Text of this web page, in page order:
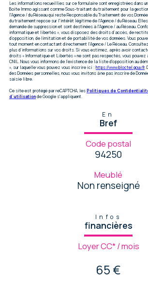
Les informations recueillies sur ce formulaire sont enregistrées dans
Boite Immo agissant comme Sous-traitant du traitement pour la
l'Agence / du Réseau qui reste Responsable du Traitement de vos
du traitement repose sur l'intérêt légitime de l'Agence / du Réseau.
demande de suppression et sont destinées à l'Agence / au Réseau.
informatique et libertés », vous disposez des droits d’accès, de
d’opposition, de limitation et de portabilité de vos données. Vous
tout moment en contactant directement l’Agence / Le Réseau.
plus d’informations sur vos droits. Si vous estimez, après avoir
droits « Informatique et Libertés » ne sont pas respectés, vous pouvez
CNIL. Nous vous informons de l’existence de la liste d'opposition au
», sur laquelle vous pouvez vous inscrire ici : https://www.bloctel.gouv.fr.
des Données personnelles, nous vous invitons à ne pas inscrire de
saisie libre.
Ce site est protégé par reCAPTCHA, lesPolitiques de
d'utilisationde Google s'appliquent.
En
Bref
Code postal
94250
Meublé
Non renseigné
Infos
financières
Loyer CC* / mois
65 €